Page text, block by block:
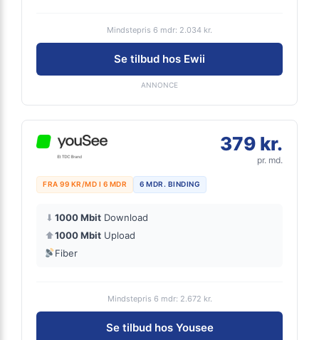
Mindstepris 6 mdr: 2.034 kr.
Se tilbud hos Ewii
ANNONCE
379 kr.
pr. md.
FRA 99 KR/MD I 6 MDR 6 MDR. BINDING
⬇ 1000 Mbit Download
⬆1000 Mbit Upload
Fiber
Mindstepris 6 mdr: 2.672 kr.
Se tilbud hos Yousee